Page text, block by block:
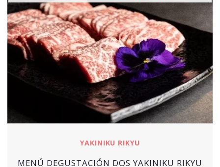
YAKINIKU RIKYU
MENÚ DEGUSTACIÓN DOS YAKINIKU RIKYU